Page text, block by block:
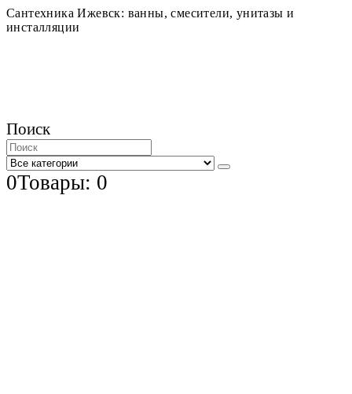
Сантехника Ижевск: ванны, смесители, унитазы и
инсталляции
Поиск
0Товары: 0